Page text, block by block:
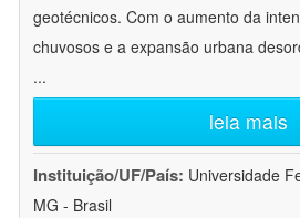
geotécnicos. Com o aumento da
chuvosos e a expansão urbana
...
leia mais
Instituição/UF/País: Universidade
MG - Brasil